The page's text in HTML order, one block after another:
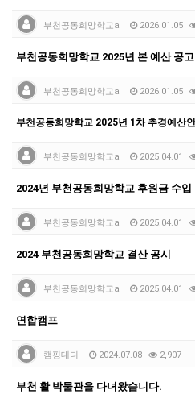
부천공동희망학교a 2026.01.05
부천공동희망학교 2025년 본 예산 공고
부천공동희망학교a 2026.01.05
부천공동희망학교a 2025.04.01
부천공동희망학교a 2025.04.01
2024 부천공동희망학교 결산 공시
부천공동희망학교a 2025.04.01
연합캠프
캠핑대디 2024.07.08 2,907
부천 활 박물관을 다녀왔습니다.